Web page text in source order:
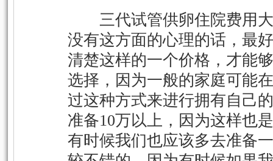
三代试管供卵住院费用大
没有这方面的心理的话，最
清楚这样的一个价格，才能
选择，因为一般的家庭可能
过这种方式来进行拥有自己
准备10万以上，因为这样也
有时候我们也应该多去准备